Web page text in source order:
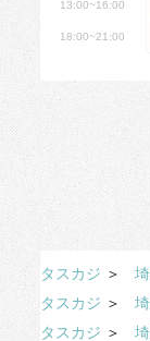
13:00~16:00
18:00~21:00
タスカジ ＞
タスカジ ＞
タスカジ ＞